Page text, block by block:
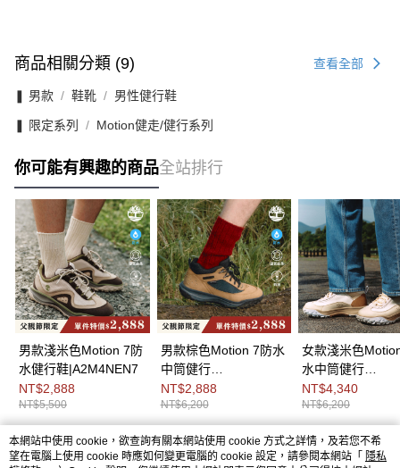
商品相關分類 (9) 查看全部
❚ 男款 鞋靴 男性健行鞋
❚ 限定系列 Motion健走/健行系列
你可能有興趣的商品全站排行
男款淺米色Motion 7防
水健行鞋|A2M4NEN7
NT$2,888
NT$5,500
男款棕色Motion 7防水
中筒健行
鞋|A2NDCEM5
NT$2,888
NT$6,200
女款淺米色
水中筒健行
鞋|A423GEN7
NT$4,340
NT$6,200
熱門標籤
本網站中使用 cookie，欲查詢有關本網站使用 cookie 方式之詳情，及若您不希
望在電腦上使用 cookie 時應如何變更電腦的 cookie 設定，請參閱本網站「 隱私